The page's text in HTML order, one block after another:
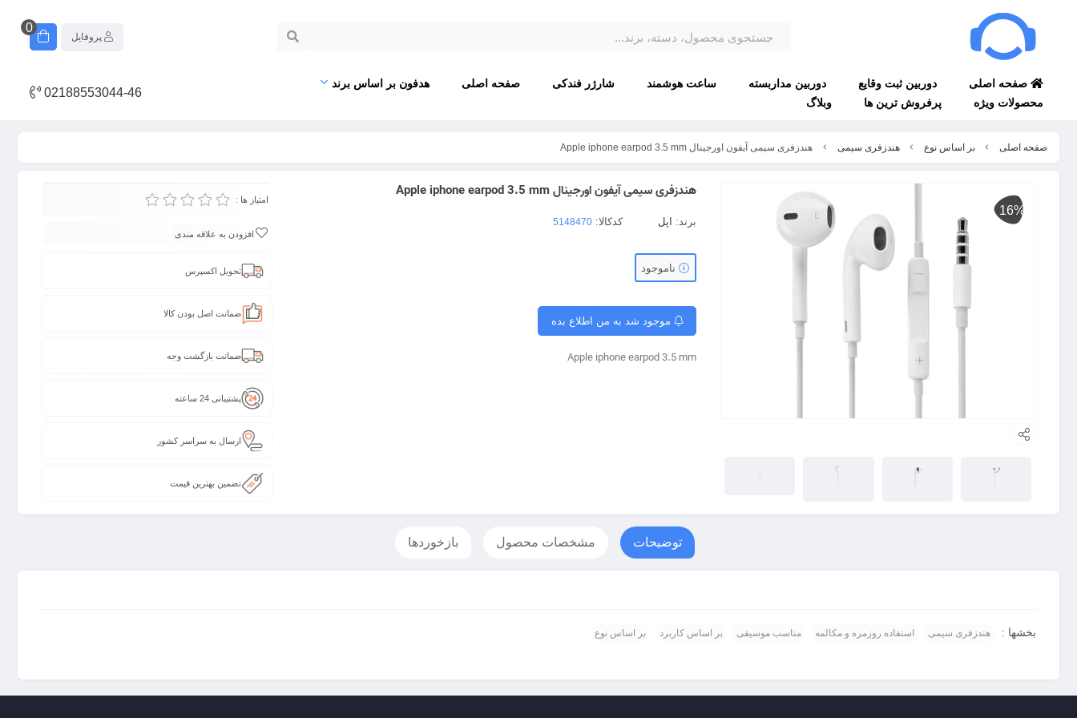
0
صفحه اصلی دوربین ثبت وقایع دوربین مداربسته ساعت هوشمند شارژر فندکی صفحه اصلی
هدفون بر اساس برند
محصولات ویژه
پرفروش ترین ها وبلاگ
02188553044-46
صفحه اصلی بر اساس نوع هندزفری سیمی هندزفری سیمی آیفون اورجینال Apple iphone earpod 3.5 mm
16%
هندزفری سیمی آیفون اورجینال Apple iphone earpod 3.5 mm
برند: اپل کدکالا:
ناموجود
موجود شد به من اطلاع بده
Apple iphone earpod 3.5 mm
امتیاز ها :
افزودن به علاقه مندی
تحویل اکسپرس
ضمانت اصل بودن کالا
ضمانت بازگشت وجه
پشتیبانی 24 ساعته
ارسال به سراسر کشور
تضمین بهترین قیمت
توضیحات مشخصات محصول بازخوردها
بخشها : هندزفری سیمی استفاده روزمره و مکالمه مناسب موسیقی بر اساس کاربرد بر اساس نوع